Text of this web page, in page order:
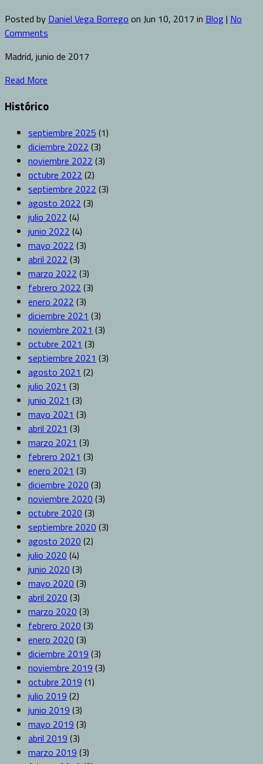
Posted by Daniel Vega Borrego on Jun 10, 2017 in Blog| No
Comments
Madrid, junio de 2017
Read More
Histórico
septiembre 2025 (1)
diciembre 2022 (3)
noviembre 2022 (3)
octubre 2022 (2)
septiembre 2022 (3)
agosto 2022 (3)
julio 2022 (4)
junio 2022 (4)
mayo 2022 (3)
abril 2022 (3)
marzo 2022 (3)
febrero 2022 (3)
enero 2022 (3)
diciembre 2021 (3)
noviembre 2021 (3)
octubre 2021 (3)
septiembre 2021 (3)
agosto 2021 (2)
julio 2021 (3)
junio 2021 (3)
mayo 2021 (3)
abril 2021 (3)
marzo 2021 (3)
febrero 2021 (3)
enero 2021 (3)
diciembre 2020 (3)
noviembre 2020 (3)
octubre 2020 (3)
septiembre 2020 (3)
agosto 2020 (2)
julio 2020 (4)
junio 2020 (3)
mayo 2020 (3)
abril 2020 (3)
marzo 2020 (3)
febrero 2020 (3)
enero 2020 (3)
diciembre 2019 (3)
noviembre 2019 (3)
octubre 2019 (1)
julio 2019 (2)
junio 2019 (3)
mayo 2019 (3)
abril 2019 (3)
marzo 2019 (3)